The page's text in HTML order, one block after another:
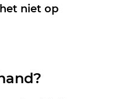
niet op